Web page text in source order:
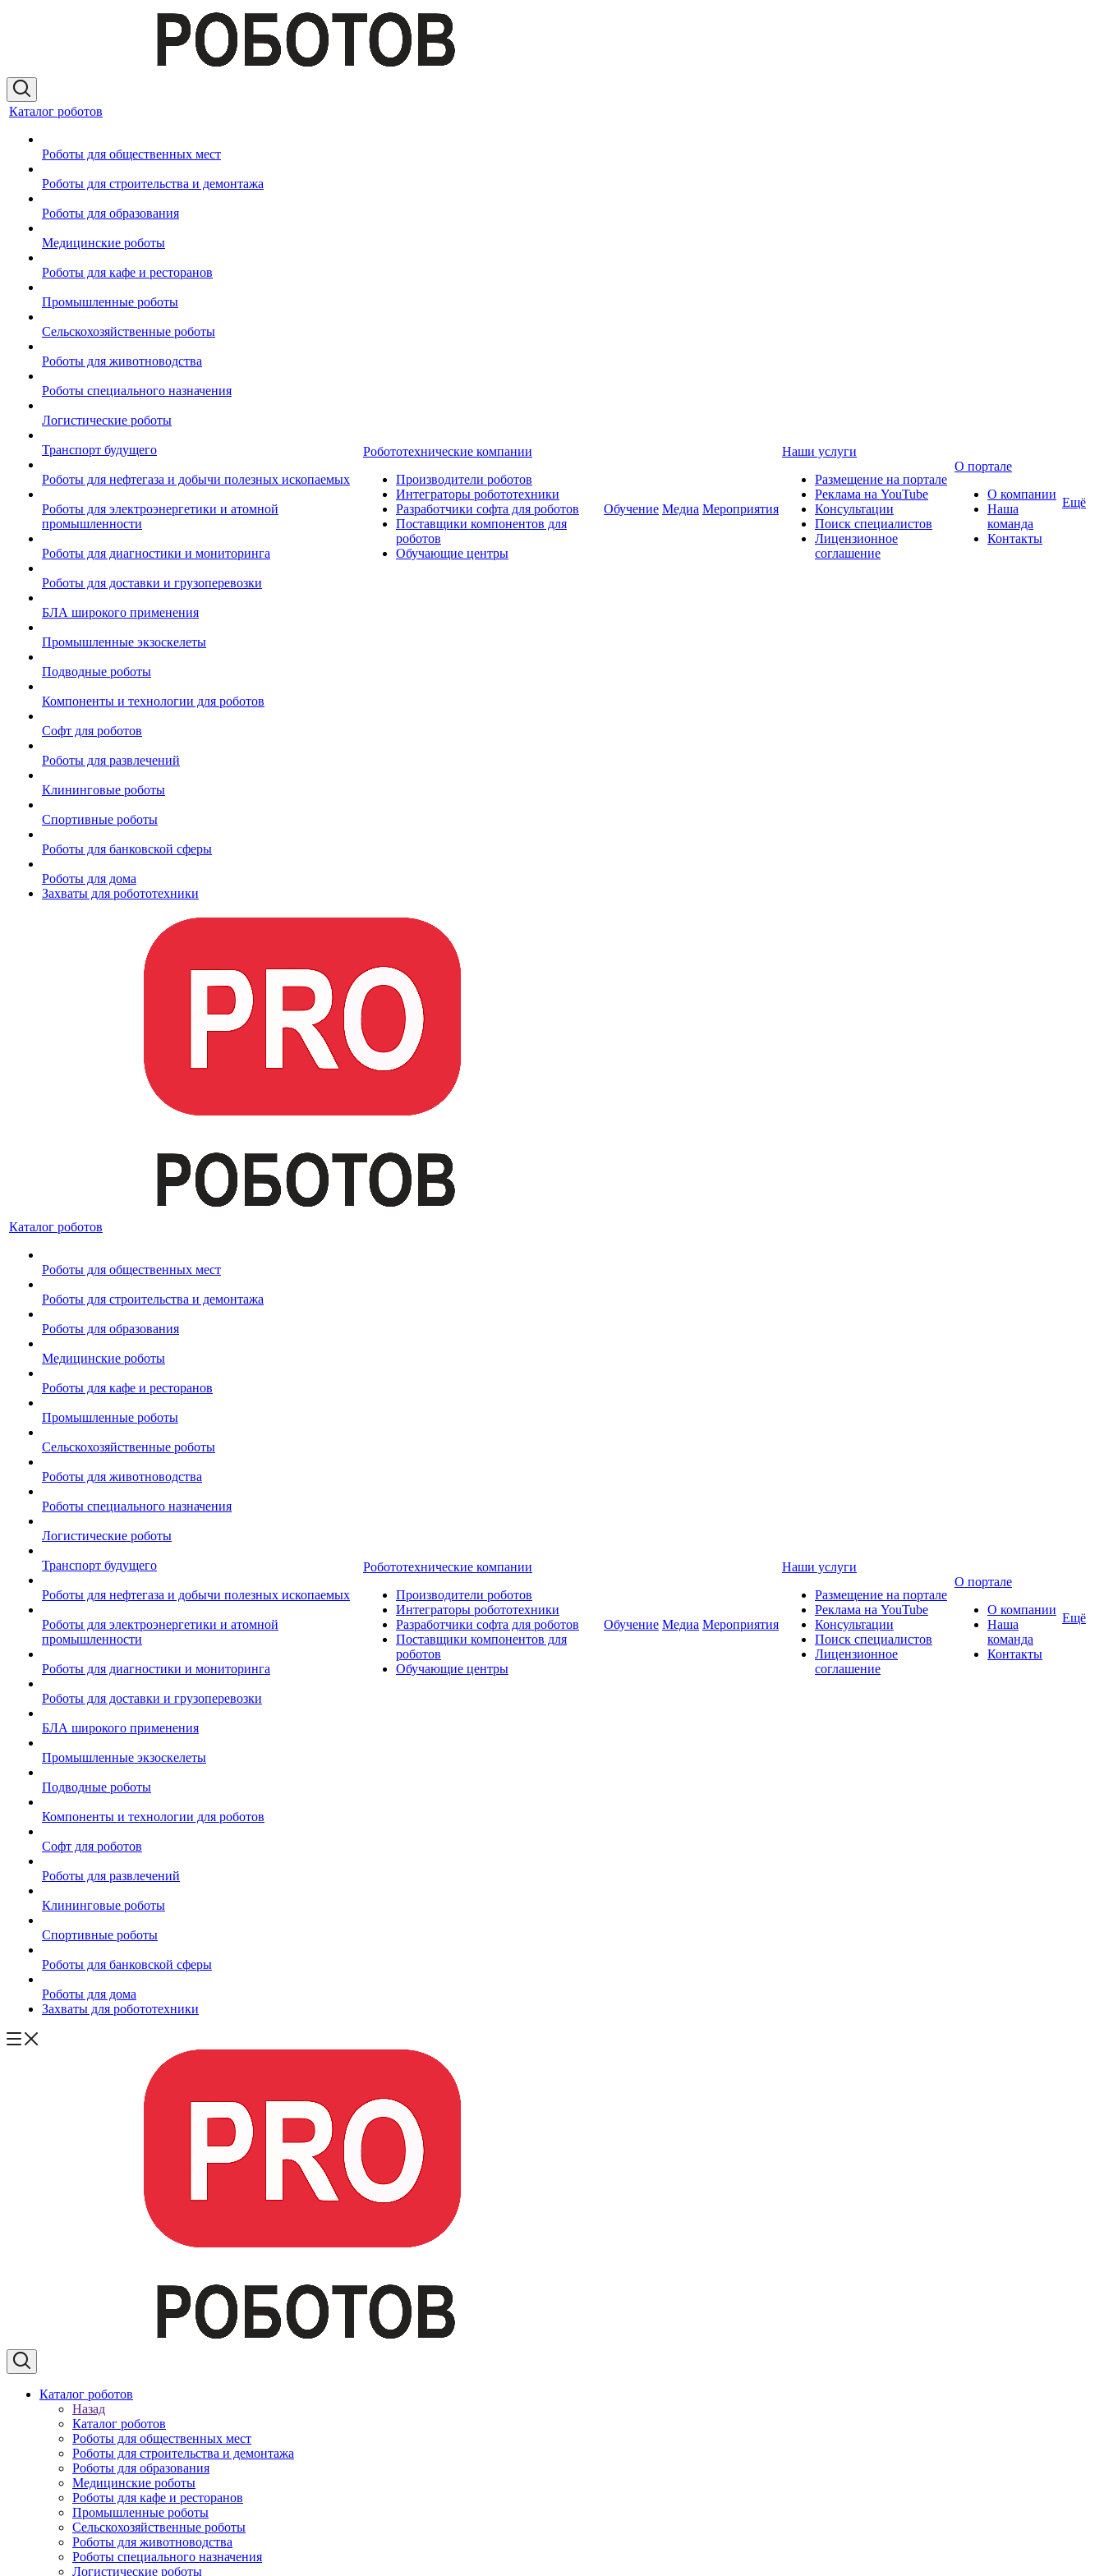
Каталог роботов
Роботы для общественных мест
Роботы для строительства и демонтажа
Роботы для образования
Медицинские роботы
Роботы для кафе и ресторанов
Промышленные роботы
Сельскохозяйственные роботы
Роботы для животноводства
Роботы специального назначения
Логистические роботы
Транспорт будущего
Роботы для нефтегаза и добычи полезных ископаемых
Роботы для электроэнергетики и атомной
промышленности
Роботы для диагностики и мониторинга
Роботы для доставки и грузоперевозки
БЛА широкого применения
Промышленные экзоскелеты
Подводные роботы
Компоненты и технологии для роботов
Софт для роботов
Роботы для развлечений
Клининговые роботы
Спортивные роботы
Роботы для банковской сферы
Роботы для дома
Захваты для робототехники
Робототехнические компании
Производители роботов
Интеграторы робототехники
Разработчики софта для роботов
Поставщики компонентов для
роботов
Обучающие центры
Обучение Медиа Мероприятия
Наши услуги
Размещение на портале
Реклама на YouTube
Консультации
Поиск специалистов
Лицензионное
соглашение
О портале
О компании
Наша
команда
Контакты
Ещё
Каталог роботов
Роботы для общественных мест
Роботы для строительства и демонтажа
Роботы для образования
Медицинские роботы
Роботы для кафе и ресторанов
Промышленные роботы
Сельскохозяйственные роботы
Роботы для животноводства
Роботы специального назначения
Логистические роботы
Транспорт будущего
Роботы для нефтегаза и добычи полезных ископаемых
Роботы для электроэнергетики и атомной
промышленности
Роботы для диагностики и мониторинга
Роботы для доставки и грузоперевозки
БЛА широкого применения
Промышленные экзоскелеты
Подводные роботы
Компоненты и технологии для роботов
Софт для роботов
Роботы для развлечений
Клининговые роботы
Спортивные роботы
Роботы для банковской сферы
Роботы для дома
Захваты для робототехники
Робототехнические компании
Производители роботов
Интеграторы робототехники
Разработчики софта для роботов
Поставщики компонентов для
роботов
Обучающие центры
Обучение Медиа Мероприятия
Наши услуги
Размещение на портале
Реклама на YouTube
Консультации
Поиск специалистов
Лицензионное
соглашение
О портале
О компании
Наша
команда
Контакты
Ещё
Каталог роботов
Назад
Каталог роботов
Роботы для общественных мест
Роботы для строительства и демонтажа
Роботы для образования
Медицинские роботы
Роботы для кафе и ресторанов
Промышленные роботы
Сельскохозяйственные роботы
Роботы для животноводства
Роботы специального назначения
Логистические роботы